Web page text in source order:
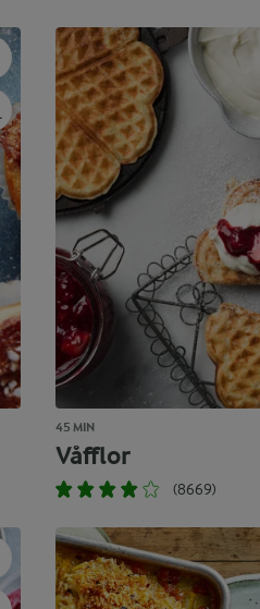
45 MIN
Våfflor
(8669)